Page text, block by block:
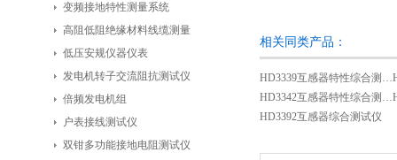
变频接地特性测量系统
高阻低阻绝缘材料线缆测量
低压安规仪器仪表
发电机转子交流阻抗测试仪
倍频发电机组
户表接线测试仪
双钳多功能接地电阻测试仪
相关同类产品：
HD3339互感器特性综合测试仪
HD3342互感器特性综合测试仪
HD3392互感器综合测试仪